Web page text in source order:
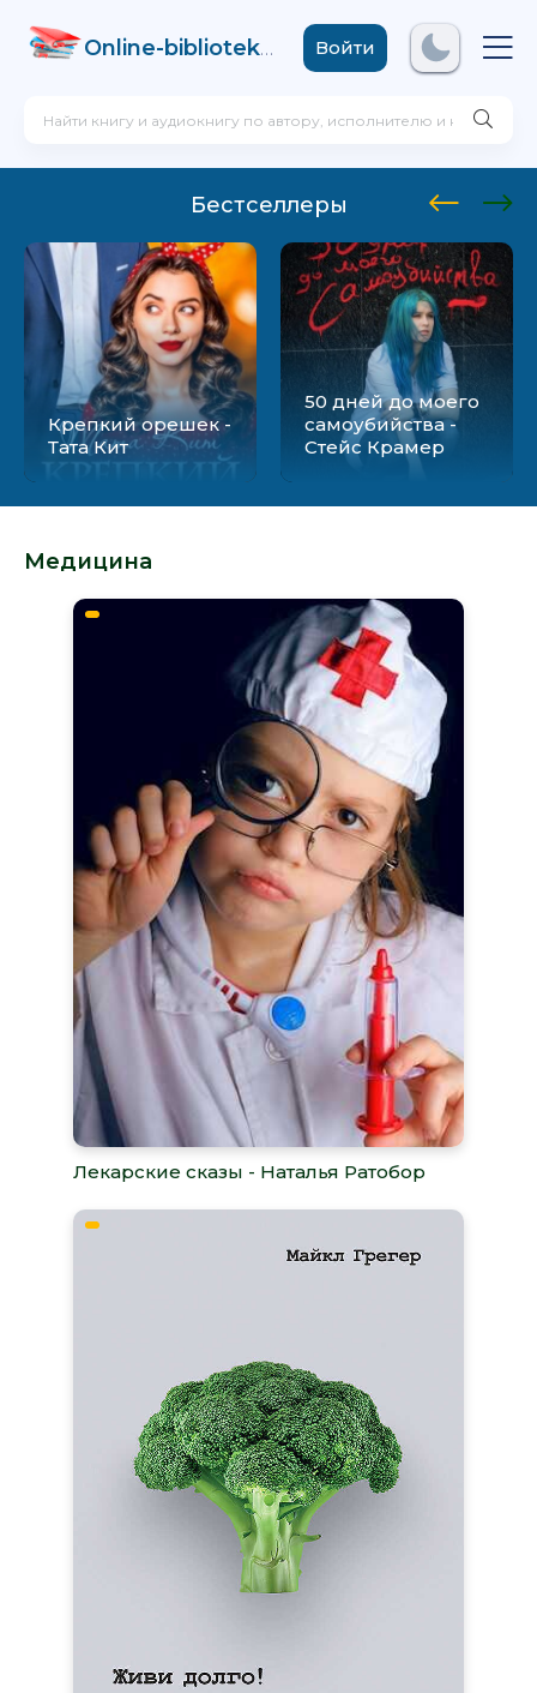
Online-biblioteka .comВойти
Бестселлеры
Крепкий орешек -
Тата Кит
50 дней до моего
самоубийства -
Стейс Крамер
Медицина
Лекарские сказы - Наталья Ратобор